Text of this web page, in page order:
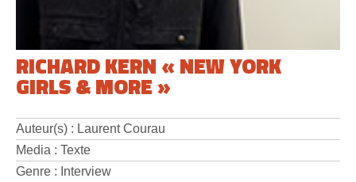
RICHARD KERN « NEW YORK
GIRLS & MORE »
Auteur(s) : Laurent Courau
Media : Texte
Genre : Interview